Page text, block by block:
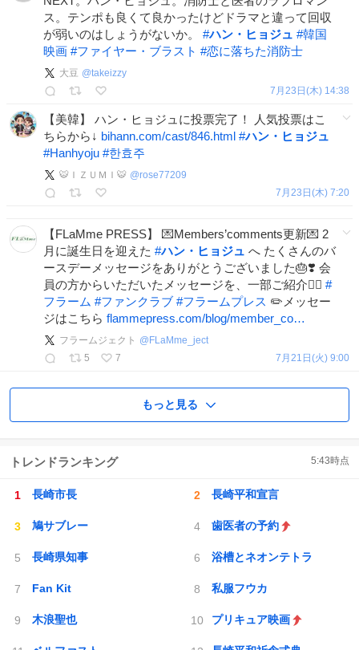
ス。テンポも良くて良かったけどドラマと違って回収
が弱いのはしょうがないか。 #ハン・ヒョジュ #韓国
映画 #ファイヤー・ブラスト #恋に落ちた消防士
大豆 @takeizzy
7月23日(木) 14:38
【美韓】 ハン・ヒョジュに投票完了！ 人気投票はこ
ちらから↓ bihann.com/cast/846.html #ハン・ヒョジュ
#Hanhyoju #한효주
🐯ＩＺＵＭＩ🐯 @rose77209
7月23日(木) 7:20
【FLaMme PRESS】 💌Members’comments更新💌 2
月に誕生日を迎えた #ハン・ヒョジュ へ たくさんのバ
ースデーメッセージをありがとうございました🎂❣️ 会
員の方からいただいたメッセージを、一部ご紹介💁‍♀️ #
フラーム #ファンクラブ #フラームプレス ✏️メッセー
ジはこちら flammepress.com/blog/member_co…
フラームジェクト @ FLaMme_ject
5
7 7月21日(火) 9:00
もっと見る
トレンドランキング 5:43時点
長崎市長 長崎平和宣言
鳩サブレー 歯医者の予約
長崎県知事 浴槽とネオンテトラ
Fan Kit 私服フウカ
木浪聖也 プリキュア映画